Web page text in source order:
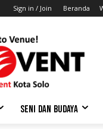
Sign in / Join Beranda
SENI DAN BUDAYA